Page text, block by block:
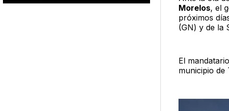
Morelos, el
próximos
(GN) y de la
El
municipio de